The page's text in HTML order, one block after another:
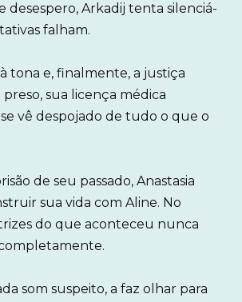
desespero, Arkadij tenta silenciá-
falham.
tona e, finalmente, a justiça
sua licença médica
vê despojado de tudo o que o
de seu passado, Anastasia
sua vida com Aline. No
do que aconteceu nunca
som suspeito, a faz olhar para